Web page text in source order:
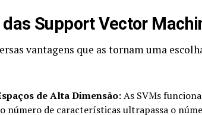
Support Vector
vantagens que as tornam uma
de Alta Dimensão:As SVMs
número de características ultrapassa o